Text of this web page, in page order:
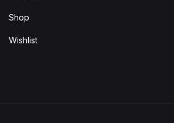
Shop
Wishlist